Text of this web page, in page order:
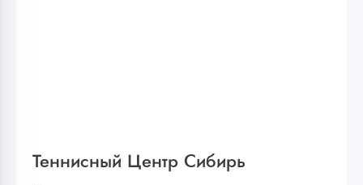
Теннисный Центр Сибирь